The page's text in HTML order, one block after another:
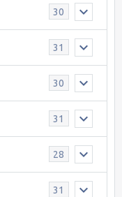
30
31
30
31
28
31